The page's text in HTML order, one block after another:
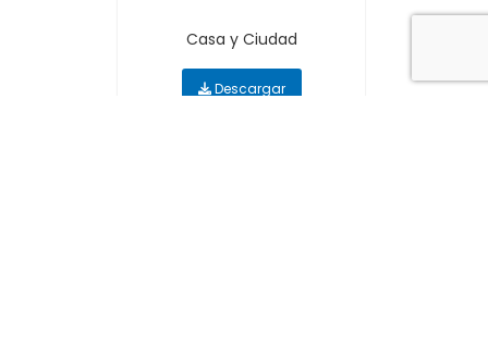
Casa y Ciudad
Descargar